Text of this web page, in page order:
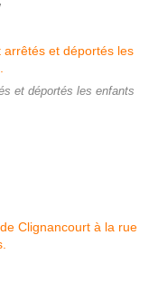
et déportés les enfants